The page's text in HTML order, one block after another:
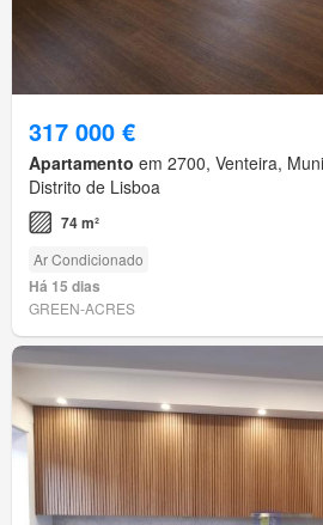
317 000 €
Apartamento em 2700, Venteira,
Distrito de Lisboa
74 m²
Ar Condicionado
Há 15 dias
GREEN-ACRES